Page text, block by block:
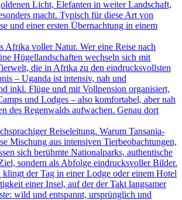
Licht, Elefanten in weiter Landschaft,
macht. Typisch für diese Art von
und einer ersten Übernachtung in einem
Afrika voller Natur. Wer eine Reise nach
Hügellandschaften wechseln sich mit
die in Afrika zu den eindrucksvollsten
– Uganda ist intensiv, nah und
inkl. Flüge und mit Vollpension organisiert,
und Lodges – also komfortabel, aber nah
des Regenwalds aufwachen. Genau dort
Reiseleitung. Warum Tansania-
Mischung aus intensiven Tierbeobachtungen,
sich berühmte Nationalparks, authentische
sondern als Abfolge eindrucksvoller Bilder.
der Tag in einer Lodge oder einem Hotel
einer Insel, auf der der Takt langsamer
wild und entspannt, ursprünglich und